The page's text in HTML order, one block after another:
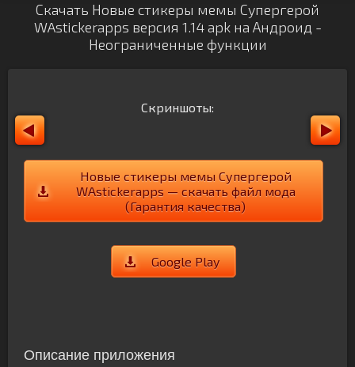
Скачать Новые стикеры мемы Супергерой
WAstickerapps версия 1.14 apk на Андроид -
Неограниченные функции
Скриншоты:
Новые стикеры мемы Супергерой
WAstickerapps — скачать файл мода
(Гарантия качества)
Google Play
Описание приложения